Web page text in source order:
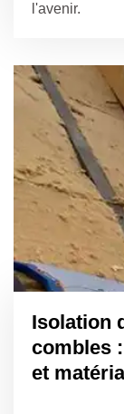
l'avenir.
Isolation
combles
et